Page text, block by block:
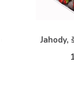
Jahody,